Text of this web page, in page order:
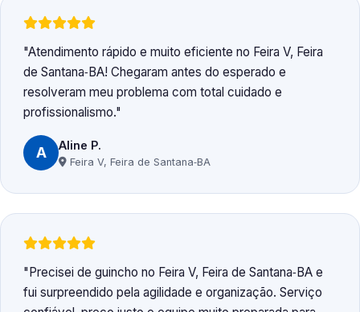
Atendimento rápido e muito eficiente no Feira V, Feira
de Santana‑BA! Chegaram antes do esperado e
resolveram meu problema com total cuidado e
profissionalismo.
A Aline P.
Feira V, Feira de Santana‑BA
Precisei de guincho no Feira V, Feira de Santana‑BA e
fui surpreendido pela agilidade e organização. Serviço